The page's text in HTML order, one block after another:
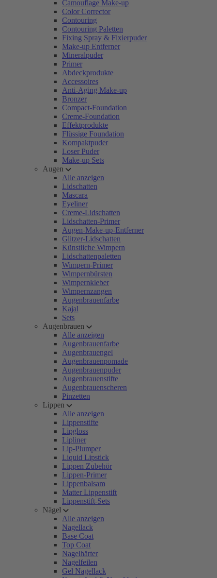
Camouflage Make-up
Color Corrector
Contouring
Contouring Paletten
Fixing Spray & Fixierpuder
Make-up Entferner
Mineralpuder
Primer
Abdeckprodukte
Accessoires
Anti-Aging Make-up
Bronzer
Compact-Foundation
Creme-Foundation
Effektprodukte
Flüssige Foundation
Kompaktpuder
Loser Puder
Make-up Sets
Augen
Alle anzeigen
Lidschatten
Mascara
Eyeliner
Creme-Lidschatten
Lidschatten-Primer
Augen-Make-up-Entferner
Glitzer-Lidschatten
Künstliche Wimpern
Lidschattenpaletten
Wimpern-Primer
Wimpernbürsten
Wimpernkleber
Wimpernzangen
Augenbrauenfarbe
Kajal
Sets
Augenbrauen
Alle anzeigen
Augenbrauenfarbe
Augenbrauengel
Augenbrauenpomade
Augenbrauenpuder
Augenbrauenstifte
Augenbrauenscheren
Pinzetten
Lippen
Alle anzeigen
Lippenstifte
Lipgloss
Lipliner
Lip-Plumper
Liquid Lipstick
Lippen Zubehör
Lippen-Primer
Lippenbalsam
Matter Lippenstift
Lippenstift-Sets
Nägel
Alle anzeigen
Nagellack
Base Coat
Top Coat
Nagelhärter
Nagelfeilen
Gel Nagellack